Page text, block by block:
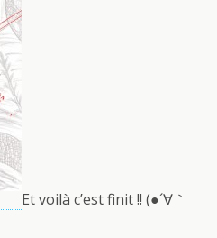
Et voilà c’est finit !! (●´∀｀